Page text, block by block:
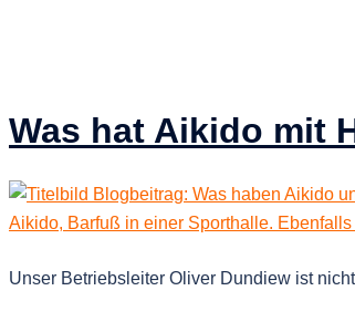
Was hat Aikido mit
Unser Betriebsleiter Oliver Dundiew ist